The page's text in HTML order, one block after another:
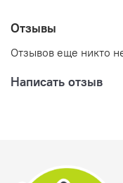
Отзывы
Отзывов еще никто
Написать отзыв